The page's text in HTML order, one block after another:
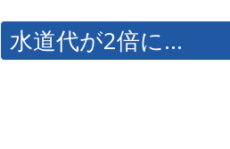
水道代が2倍に…